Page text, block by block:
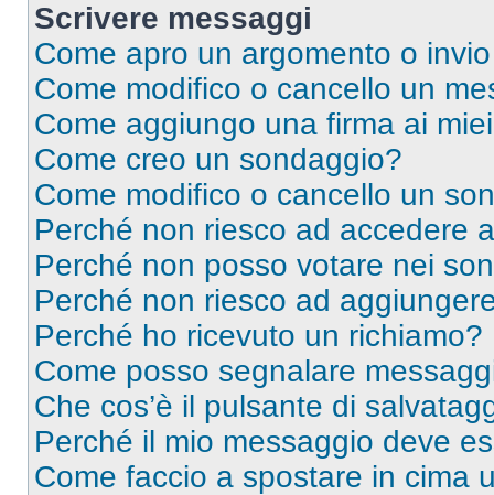
Scrivere messaggi
Come apro un argomento o
Come modifico o cancello un
Come aggiungo una firma ai
Come creo un sondaggio?
Come modifico o cancello un
Perché non riesco ad accedere
Perché non posso votare nei
Perché non riesco ad
Perché ho ricevuto un richiamo?
Come posso segnalare
Che cos’è il pulsante di
Perché il mio messaggio deve
Come faccio a spostare in cima